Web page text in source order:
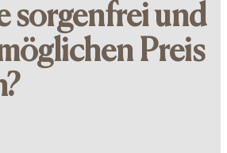
sorgenfrei und
Preis